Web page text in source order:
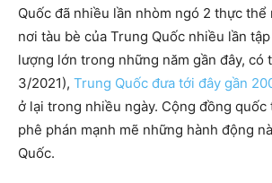
Quốc đã nhiều lần nhòm ngó 2 thực thể
nơi tàu bè của Trung Quốc nhiều lần
lượng lớn trong những năm gần đây, có
3/2021), Trung Quốc đưa tới đây gần
ở lại trong nhiều ngày. Cộng đồng quốc
phê phán mạnh mẽ những hành động
Quốc.